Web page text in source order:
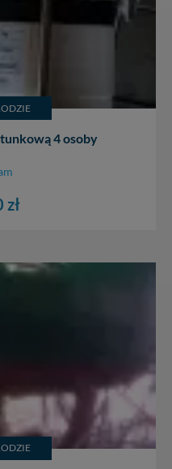
4 osoby
zł